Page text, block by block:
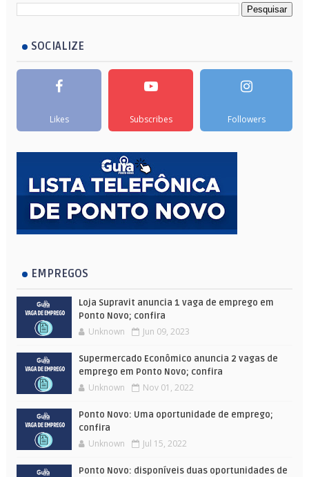
SOCIALIZE
Likes Subscribes Followers
EMPREGOS
Loja Supravit anuncia 1 vaga de emprego em
Ponto Novo; confira
Unknown Jun 09, 2023
Supermercado Econômico anuncia 2 vagas de
emprego em Ponto Novo; confira
Unknown Nov 01, 2022
Ponto Novo: Uma oportunidade de emprego;
confira
Unknown Jul 15, 2022
Ponto Novo: disponíveis duas oportunidades de